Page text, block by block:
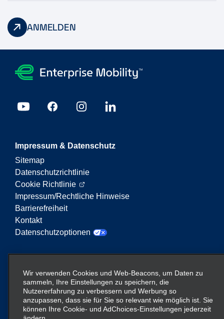
ANMELDEN
Impressum & Datenschutz
Sitemap
Datenschutzrichtlinie
Cookie Richtlinie
Impressum/Rechtliche Hinweise
Barrierefreiheit
Kontakt
Datenschutzoptionen
Mobilitätsservices. Der Begriff „Enterprise Mobility“
auf dieser Website verweist auf bestimmte
Unternehmenseinheiten und/oder die Marke
Enterprise Mobility, wobei Informationen zu vielen
Unternehmen übermittelt werden. Diese Verweise
Wir verwenden Cookies und Web-Beacons, um Daten zu
sammeln, Ihre Einstellungen zu speichern, die
Nutzererfahrung zu verbessern und Werbung so
anzupassen, dass sie für Sie so relevant wie möglich ist. Sie
können Ihre Cookie- und AdChoices-Einstellungen jederzeit